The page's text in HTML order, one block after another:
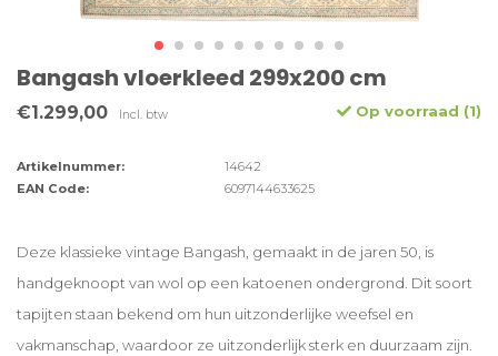
Bangash vloerkleed 299x200 cm
€1.299,00 Incl. btw Op voorraad (1)
Artikelnummer:
14642
EAN Code:
6097144633625
Deze klassieke vintage Bangash, gemaakt in de jaren 50, is
handgeknoopt van wol op een katoenen ondergrond. Dit soort
tapijten staan ​​bekend om hun uitzonderlijke weefsel en
vakmanschap, waardoor ze uitzonderlijk sterk en duurzaam zijn.